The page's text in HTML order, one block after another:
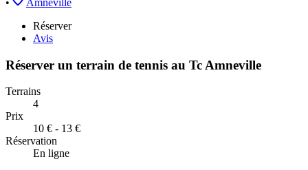
Réserver
Avis
Réserver un terrain de tennis au Tc Amneville
Terrains
4
Prix
10 € - 13 €
Réservation
En ligne